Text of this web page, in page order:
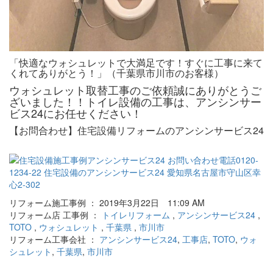
「快適なウォシュレットで大満足です！すぐに工事に来て
くれてありがとう！」（千葉県市川市のお客様）
ウォシュレット取替工事のご依頼誠にありがとうご
ざいました！！トイレ設備の工事は、アンシンサー
ビス24にお任せください！
【お問合わせ】住宅設備リフォームのアンシンサービス24
リフォーム施工事例 ： 2019年3月22日 11:09 AM
リフォーム店 工事例 ：
トイレリフォーム , アンシンサービス24 ,
TOTO , ウォシュレット , 千葉県 , 市川市
リフォーム工事会社 ： アンシンサービス24, 工事店, TOTO, ウォ
シュレット , 千葉県, 市川市